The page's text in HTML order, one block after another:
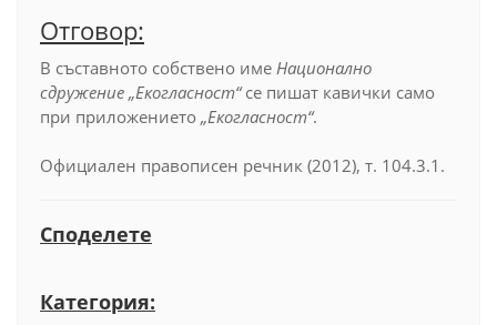
Отговор:
В съставното собствено име Национално
сдружение „Екогласност“се пишат кавички само
при приложението „Екогласност“.
Официален правописен речник (2012), т. 104.3.1.
Споделете
Категория: